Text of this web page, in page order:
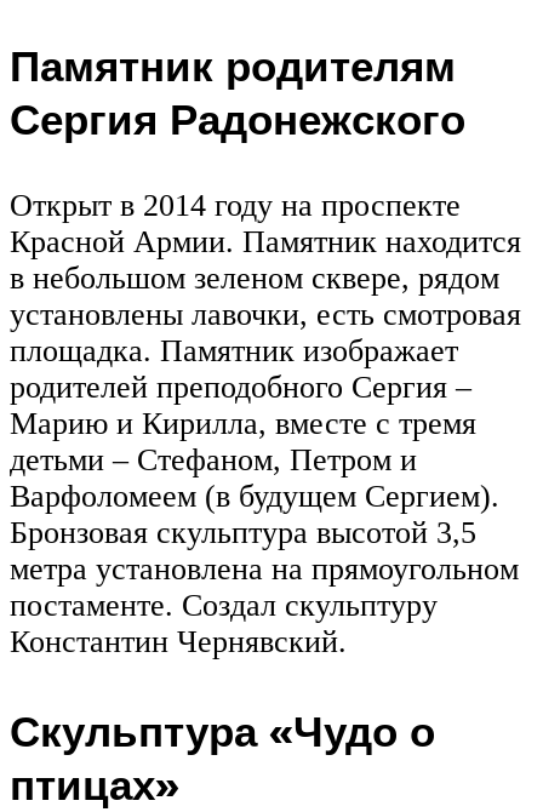
Памятник родителям
Сергия Радонежского
Открыт в 2014 году на проспекте
Красной Армии. Памятник находится
в небольшом зеленом сквере, рядом
установлены лавочки, есть смотровая
площадка. Памятник изображает
родителей преподобного Сергия –
Марию и Кирилла, вместе с тремя
детьми – Стефаном, Петром и
Варфоломеем (в будущем Сергием).
Бронзовая скульптура высотой 3,5
метра установлена на прямоугольном
постаменте. Создал скульптуру
Константин Чернявский.
Скульптура «Чудо о
птицах»